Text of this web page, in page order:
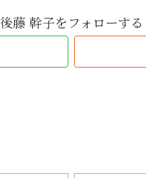
後藤 幹子をフォローする